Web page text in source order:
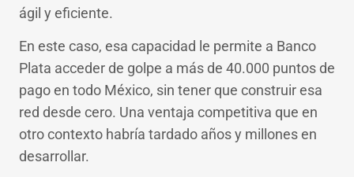
ágil y eficiente.
En este caso, esa capacidad le permite a Banco
Plata acceder de golpe a más de 40.000 puntos de
pago en todo México, sin tener que construir esa
red desde cero. Una ventaja competitiva que en
otro contexto habría tardado años y millones en
desarrollar.